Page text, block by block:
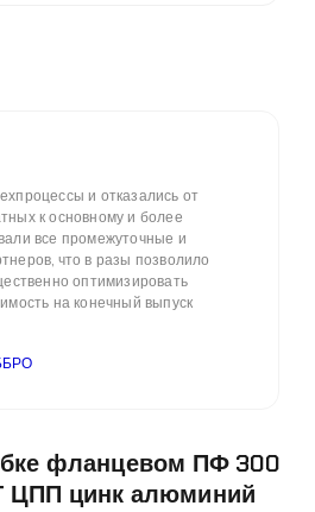
и отказались от
к основному и более
все промежуточные и
что в разы позволило
оптимизировать
на конечный выпуск
фланцевом ПФ 300
цинк алюминий